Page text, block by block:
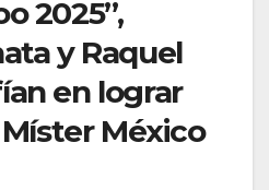
2025”,
y Raquel
en lograr
México